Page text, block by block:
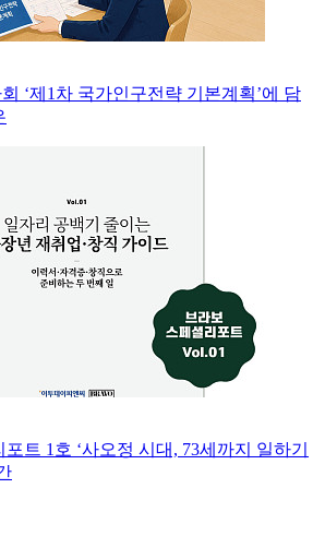
‘제1차 국가인구전략 기본계획’에 담
포트 1호 ‘사오정 시대, 73세까지 일하기